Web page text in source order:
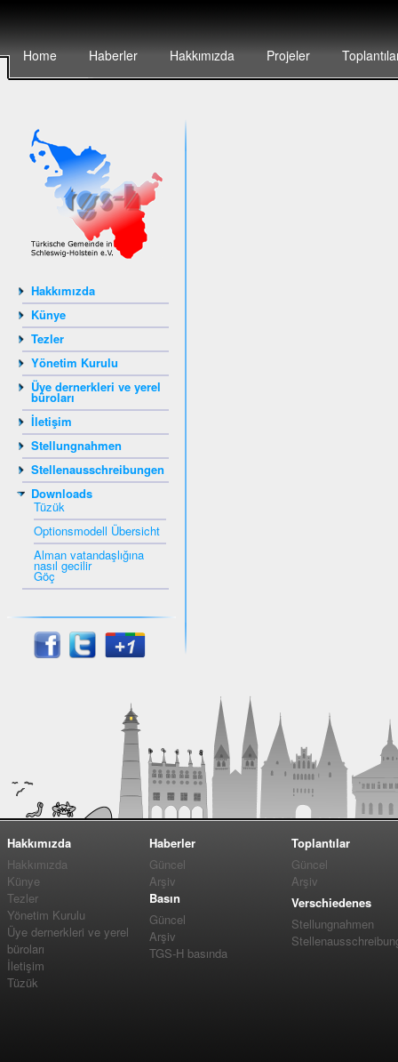
Home Haberler Hakkımızda Projeler
Hakkımızda
Künye
Tezler
Yönetim Kurulu
Üye dernerkleri ve yerel
büroları
İletişim
Stellungnahmen
Stellenausschreibungen
Downloads
Tüzük
Optionsmodell Übersicht
Alman vatandaşlığına
nasıl gecilir
Göç
Hakkımızda
Hakkımızda
Künye
Tezler
Yönetim Kurulu
Üye dernerkleri ve yerel
büroları
İletişim
Tüzük
Haberler
Güncel
Arşiv
Basın
Güncel
Arşiv
TGS-H basında
Toplantılar
Güncel
Arşiv
Verschiedenes
Stellungnahmen